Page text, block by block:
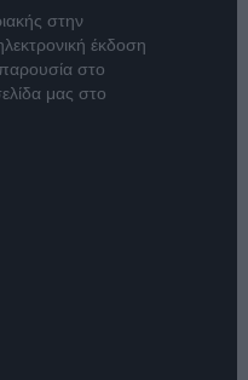
στην
έκδοση
στο
μας στο